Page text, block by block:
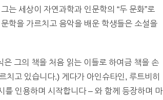
는 세상이 자연과학과 인문학의 “두 문화”로
학을 가르치고 음악을 배운 학생들은 소설을
그의 책을 처음 읽는 이들로 하여금 책을 손
치고 있습니다.) 게다가 아인슈타인, 루트비히
를 인용하며 시작합니다 – 와 함께 등장하며 마